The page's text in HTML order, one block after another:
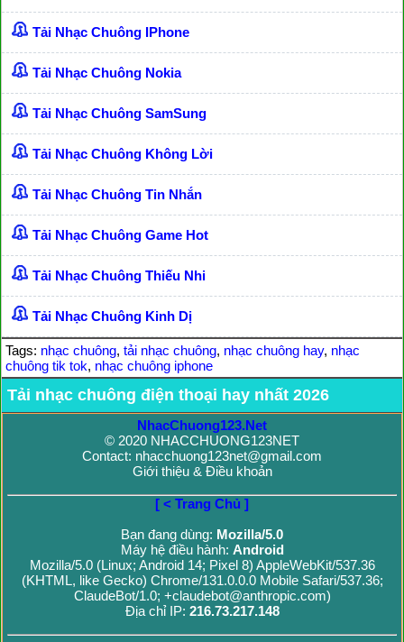
Tải Nhạc Chuông IPhone
Tải Nhạc Chuông Nokia
Tải Nhạc Chuông SamSung
Tải Nhạc Chuông Không Lời
Tải Nhạc Chuông Tin Nhắn
Tải Nhạc Chuông Game Hot
Tải Nhạc Chuông Thiếu Nhi
Tải Nhạc Chuông Kinh Dị
Tags: nhạc chuông, tải nhạc chuông, nhạc chuông hay, nhạc
chuông tik tok, nhạc chuông iphone
Tải nhạc chuông điện thoại hay nhất 2026
NhacChuong123.Net
© 2020 NHACCHUONG123NET
Contact: nhacchuong123net@gmail.com
Giới thiệu & Điều khoản
[ < Trang Chủ ]
Bạn đang dùng: Mozilla/5.0
Máy hệ điều hành: Android
Mozilla/5.0 (Linux; Android 14; Pixel 8) AppleWebKit/537.36
(KHTML, like Gecko) Chrome/131.0.0.0 Mobile Safari/537.36;
ClaudeBot/1.0; +claudebot@anthropic.com)
Địa chỉ IP: 216.73.217.148